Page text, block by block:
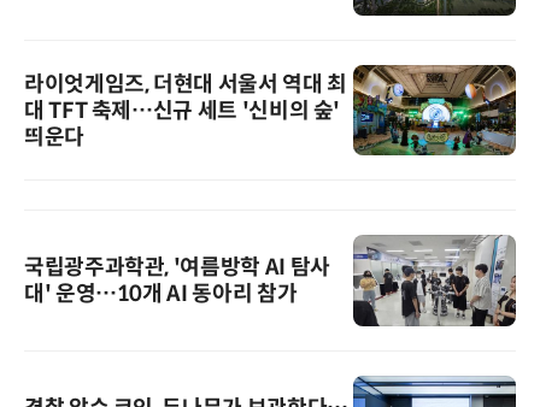
라이엇게임즈, 더현대 서울서 역대 최
대 TFT 축제…신규 세트 '신비의 숲'
띄운다
국립광주과학관, '여름방학 AI 탐사
대' 운영…10개 AI 동아리 참가